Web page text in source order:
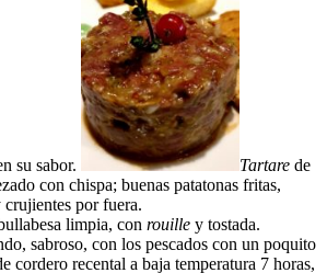
su sabor. Tartare de
con chispa; buenas patatonas fritas,
por fuera.
limpia, con rouille y tostada.
sabroso, con los pescados con un poquito
cordero recental a baja temperatura 7 horas,